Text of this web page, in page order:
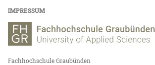
IMPRESSUM
Fachhochschule Graubünden